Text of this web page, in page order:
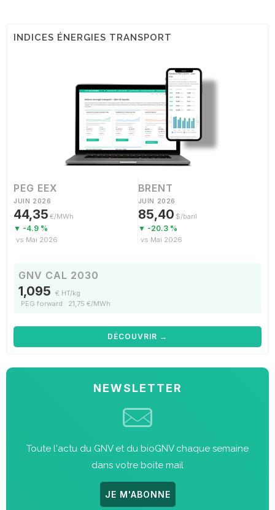
INDICES ÉNERGIES TRANSPORT
PEG EEX
JUIN 2026
44,35 €/MWh
▼ -4.9 %
vs Mai 2026
BRENT
JUIN 2026
85,40 $/baril
▼ -20.3 %
vs Mai 2026
GNV CAL 2030
1,095 € HT/kg
PEG forward : 21,75 €/MWh
DÉCOUVRIR →
NEWSLETTER
Toute l'actu du GNV et du bioGNV chaque semaine
dans votre boite mail
JE M'ABONNE